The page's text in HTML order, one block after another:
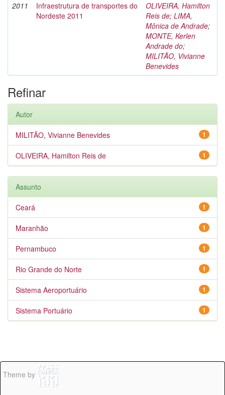
2011
Infraestrutura de transportes do
Nordeste 2011
OLIVEIRA, Hamilton
Reis de; LIMA,
Mônica de Andrade;
MONTE, Kerlen
Andrade do;
MILITÃO, Vivianne
Benevides
Refinar
Autor
1
MILITÃO, Vivianne Benevides
1
OLIVEIRA, Hamilton Reis de
Assunto
1
Ceará
1
Maranhão
1
Pernambuco
1
Rio Grande do Norte
1
Sistema Aeroportuário
1
Sistema Portuário
Theme by